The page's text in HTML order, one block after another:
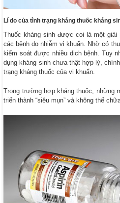
Lí do của tình trạng kháng thuốc kháng
Thuốc kháng sinh được coi là một
các bệnh do nhiễm vi khuẩn. Nhờ có
kiểm soát được nhiều dịch bệnh. Tuy
dụng kháng sinh chưa thật hợp lý,
trạng kháng thuốc của vi khuẩn.
Trong trường hợp kháng thuốc, những
triển thành “siêu mụn” và không thể